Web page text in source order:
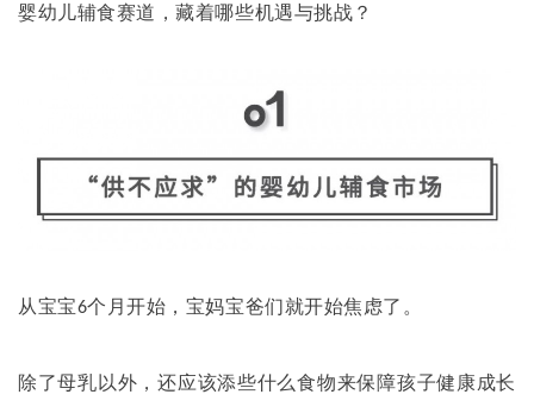
婴幼儿辅食赛道，藏着哪些机遇与挑战？
从宝宝6个月开始，宝妈宝爸们就开始焦虑了。
除了母乳以外，还应该添些什么食物来保障孩子健康成长